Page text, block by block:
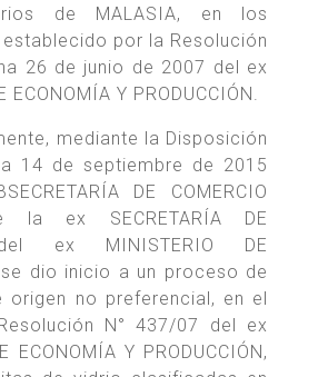
de MALASIA, en los
por la Resolución
26 de junio de 2007 del ex
ECONOMÍA Y PRODUCCIÓN.
mediante la Disposición
14 de septiembre de 2015
DE COMERCIO
la ex SECRETARÍA DE
del ex MINISTERIO DE
se dio inicio a un proceso de
origen no preferencial, en el
N° 437/07 del ex
ECONOMÍA Y PRODUCCIÓN,